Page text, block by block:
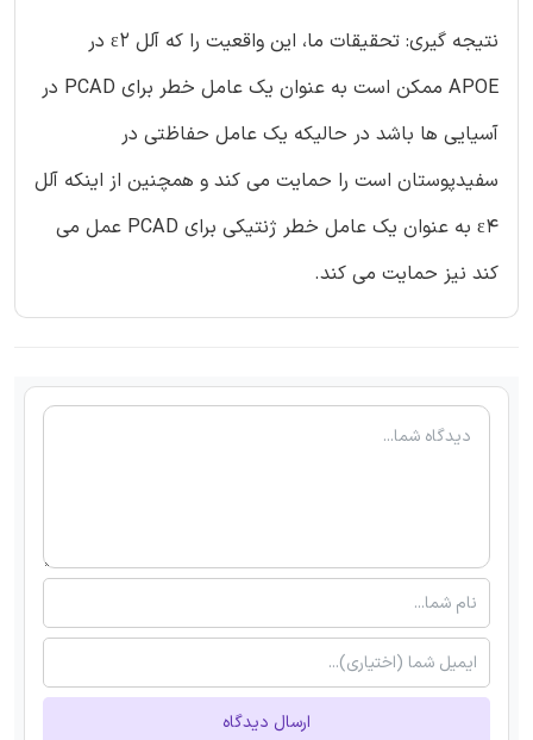
نتیجه گیری: تحقیقات ما، این واقعیت را که آلل ε2 در
APOE ممکن است به عنوان یک عامل خطر برای PCAD در
آسیایی ها باشد در حالیکه یک عامل حفاظتی در
سفیدپوستان است را حمایت می کند و همچنین از اینکه آلل
ε4 به عنوان یک عامل خطر ژنتیکی برای PCAD عمل می
کند نیز حمایت می کند.
ارسال دیدگاه